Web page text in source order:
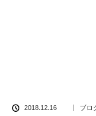
2018.12.16 ブロ